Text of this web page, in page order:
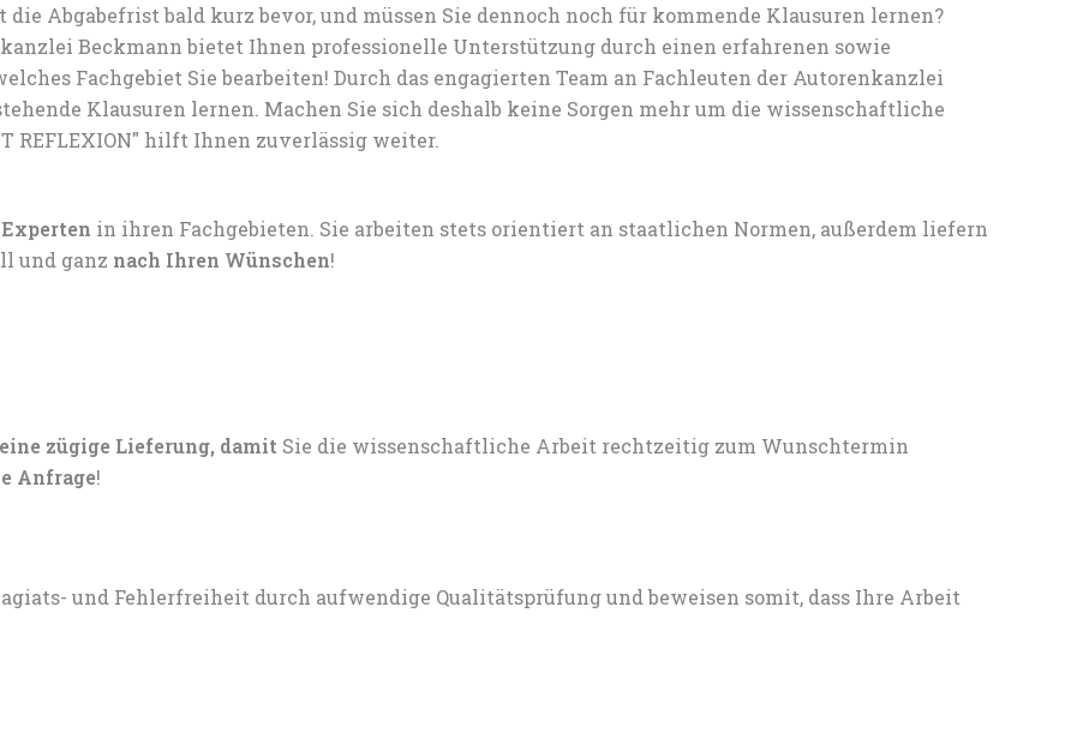
Abgabefrist bald kurz bevor, und müssen Sie dennoch noch für kommende Klausuren lernen?
Beckmann bietet Ihnen professionelle Unterstützung durch einen erfahrenen sowie
Fachgebiet Sie bearbeiten! Durch das engagierten Team an Fachleuten der Autorenkanzlei
Klausuren lernen. Machen Sie sich deshalb keine Sorgen mehr um die wissenschaftliche
REFLEXION" hilft Ihnen zuverlässig weiter.
in ihren Fachgebieten. Sie arbeiten stets orientiert an staatlichen Normen, außerdem liefern
und ganz nach Ihren Wünschen!
zügige Lieferung, damit Sie die wissenschaftliche Arbeit rechtzeitig zum Wunschtermin
Anfrage!
und Fehlerfreiheit durch aufwendige Qualitätsprüfung und beweisen somit, dass Ihre Arbeit